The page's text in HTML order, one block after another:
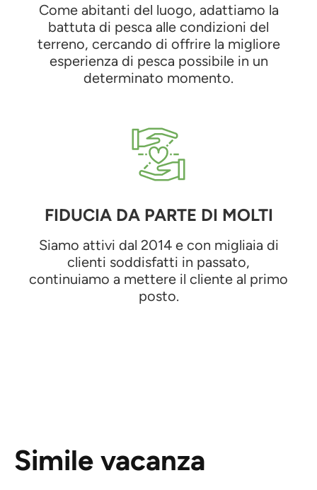
Come abitanti del luogo, adattiamo la
battuta di pesca alle condizioni del
terreno, cercando di offrire la migliore
esperienza di pesca possibile in un
determinato momento.
FIDUCIA DA PARTE DI MOLTI
Siamo attivi dal 2014 e con migliaia di
clienti soddisfatti in passato,
continuiamo a mettere il cliente al primo
posto.
Simile vacanza